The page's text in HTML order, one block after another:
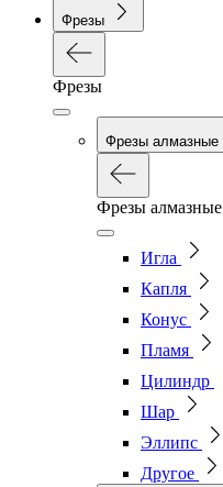
Фрезы
Фрезы
Фрезы алмазные
Фрезы алмазные
Игла
Капля
Конус
Пламя
Цилиндр
Шар
Эллипс
Другое